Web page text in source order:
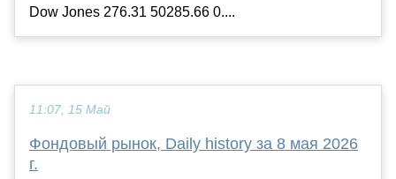
Dow Jones 276.31 50285.66 0....
11:07, 15 Май
Фондовый рынок, Daily history за 8 мая 2026
г.